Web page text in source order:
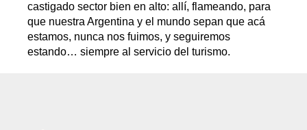
castigado sector bien en alto: allí, flameando, para
que nuestra Argentina y el mundo sepan que acá
estamos, nunca nos fuimos, y seguiremos
estando… siempre al servicio del turismo.